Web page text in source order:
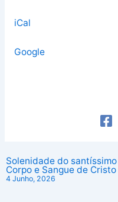
iCal
Google
Solenidade do santíssimo
Corpo e Sangue de Cristo
4 Junho, 2026